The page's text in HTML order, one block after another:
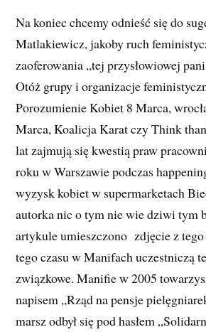
Na koniec chcemy odnieść się do
Matlakiewicz, jakoby ruch
zaoferowania „tej przysłowiowej
Otóż grupy i organizacje
Porozumienie Kobiet 8 Marca,
Marca, Koalicja Karat czy Think
lat zajmują się kwestią praw
roku w Warszawie podczas
wyzysk kobiet w supermarketach
autorka nic o tym nie wie dziwi tym
artykule umieszczono zdjęcie z
tego czasu w Manifach uczestniczą
związkowe. Manifie w 2005
napisem „Rząd na pensje
marsz odbył się pod hasłem